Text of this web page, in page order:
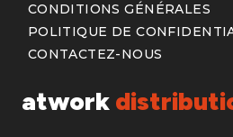
atwork
CONDITIONS GÉNÉRALES
POLITIQUE DE
CONTACTEZ-NOUS